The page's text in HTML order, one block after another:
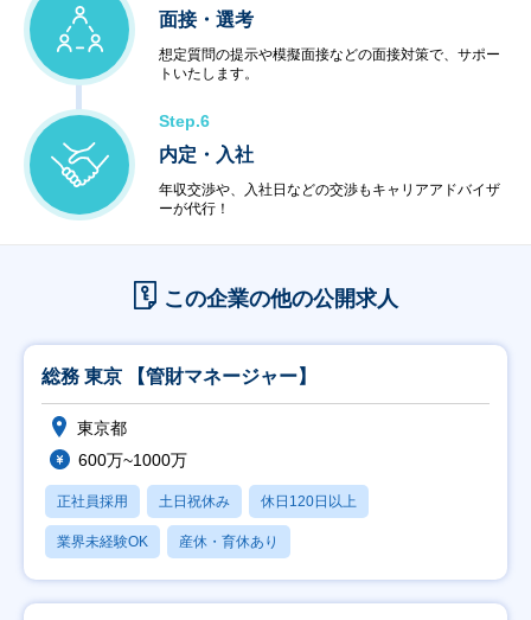
面接・選考
想定質問の提示や模擬面接などの面接対策で、サポー
トいたします。
Step.6
内定・入社
年収交渉や、入社日などの交渉もキャリアアドバイザ
ーが代行！
この企業の他の公開求人
総務 東京 【管財マネージャー】
東京都
600万~1000万
正社員採用 土日祝休み 休日120日以上
業界未経験OK 産休・育休あり